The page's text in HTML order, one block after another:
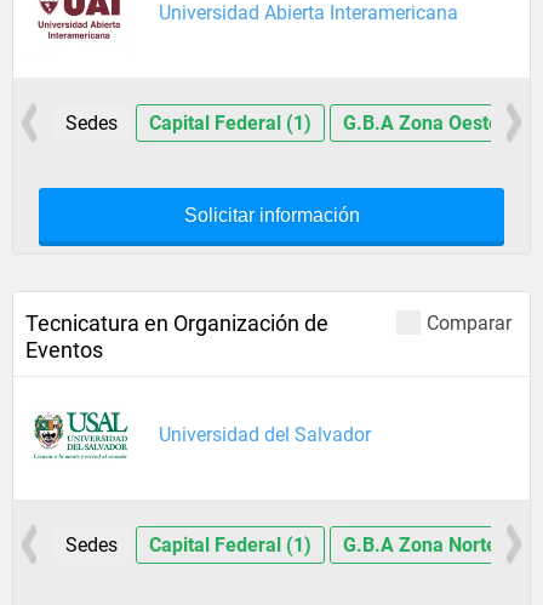
Universidad Abierta Interamericana
Sedes Capital Federal (1) G.B.A Zona Oeste (1)
Solicitar información
Comparar
Tecnicatura en Organización de
Eventos
Universidad del Salvador
Sedes Capital Federal (1) G.B.A Zona Norte (1)